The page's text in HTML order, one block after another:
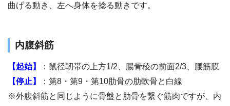
曲げる動き、左へ身体を捻る動きです。
内腹斜筋
【起始】
：鼠径靭帯の上方1/2、腸骨稜の前面2/3、腰筋膜
【停止】
：第8・第9・第10肋骨の肋軟骨と白線
※外腹斜筋と同じように骨盤と肋骨を繋ぐ筋肉ですが、内